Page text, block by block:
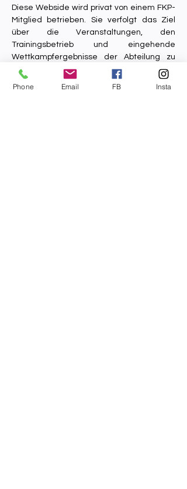
Diese Webside wird privat von einem FKP-
Mitglied betrieben. Sie verfolgt das Ziel
über die Veranstaltungen, den
Trainingsbetrieb und eingehende
Wettkampfergebnisse der Abteilung zu
berichten. Die Homepage fungiert als eine
Art Fan-Page, ohne commerial intensions.
Phone Email FB Insta